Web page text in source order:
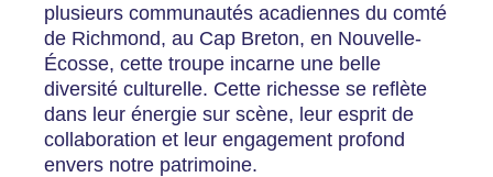
plusieurs communautés acadiennes du comté
de Richmond, au Cap Breton, en Nouvelle-
Écosse, cette troupe incarne une belle
diversité culturelle. Cette richesse se reflète
dans leur énergie sur scène, leur esprit de
collaboration et leur engagement profond
envers notre patrimoine.